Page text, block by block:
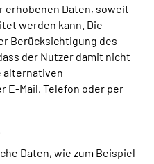
erhobenen Daten, soweit
werden kann. Die
Berücksichtigung des
der Nutzer damit nicht
alternativen
E-Mail, Telefon oder per
Daten, wie zum Beispiel